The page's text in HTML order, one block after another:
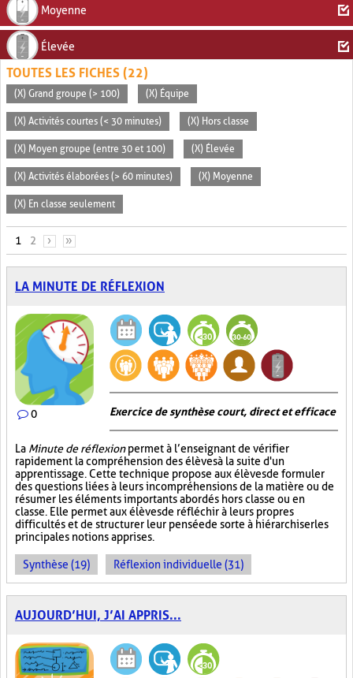
Moyenne
Élevée
TOUTES LES FICHES (22)
(X) Grand groupe (> 100) (X) Équipe
(X) Activités courtes (< 30 minutes) (X) Hors classe
(X) Moyen groupe (entre 30 et 100) (X) Élevée
(X) Activités élaborées (> 60 minutes) (X) Moyenne
(X) En classe seulement
PAGES
1 2 › »
LA MINUTE DE RÉFLEXION
0 Exercice de synthèse court, direct et efficace
La Minute de réflexionpermet à l’enseignant de vérifier
rapidement la compréhension des élèves à la suite d'un
apprentissage. Cette technique propose aux élèves de formuler
des questions liées à leurs incompréhensions de la matière ou de
résumer les éléments importants abordés hors classe ou en
classe. Elle permet aux élèves de réfléchir à leurs propres
difficultés et de structurer leur pensée de sorte à hiérarchiser les
principales notions apprises.
Synthèse (19) Réflexion individuelle (31)
AUJOURD’HUI, J’AI APPRIS...